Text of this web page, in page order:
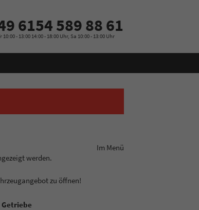
6154 589 88 61
10:00 - 13:00 14:00 - 18:00 Uhr, Sa 10:00 - 13:00 Uhr
aus! Im Menü
werden.
zu öffnen!
Getriebe